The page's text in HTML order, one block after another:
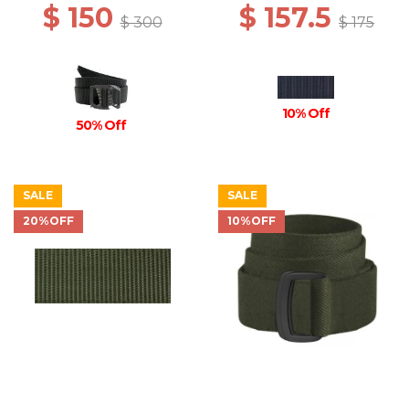
$ 150$ 300
50% Off
$ 157.5 $ 175
10% Off
SALE
20%OFF
SALE
10%OFF